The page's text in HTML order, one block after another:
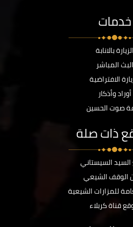
خدمات
الزيارة بالانابة
البث المباشر
الافتراضية
أوراد وأذكار
صوت الحسين
ذات صلة
السيستاني
الوقف الشيعي
للمزارات الشيعية
قناة كربلاء